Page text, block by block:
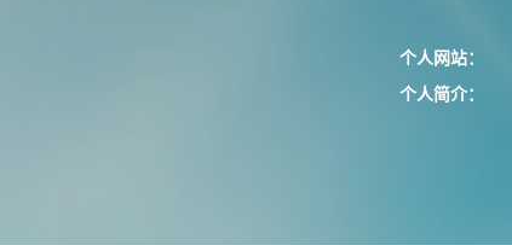
个人网站：
个人简介：